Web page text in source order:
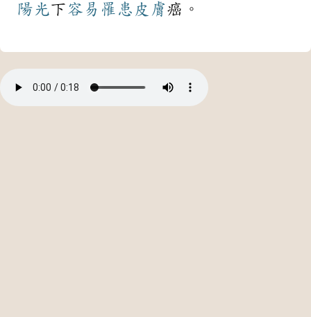
陽光下容易 罹患 皮膚癌。